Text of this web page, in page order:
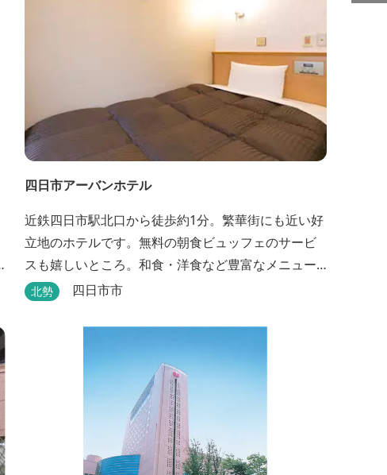
四日市アーバンホテル
近鉄四日市駅北口から徒歩約1分。繁華街にも近い好
立地のホテルです。無料の朝食ビュッフェのサービ
スも嬉しいところ。和食・洋食など豊富なメニュー
が並びます。
北勢 四日市市